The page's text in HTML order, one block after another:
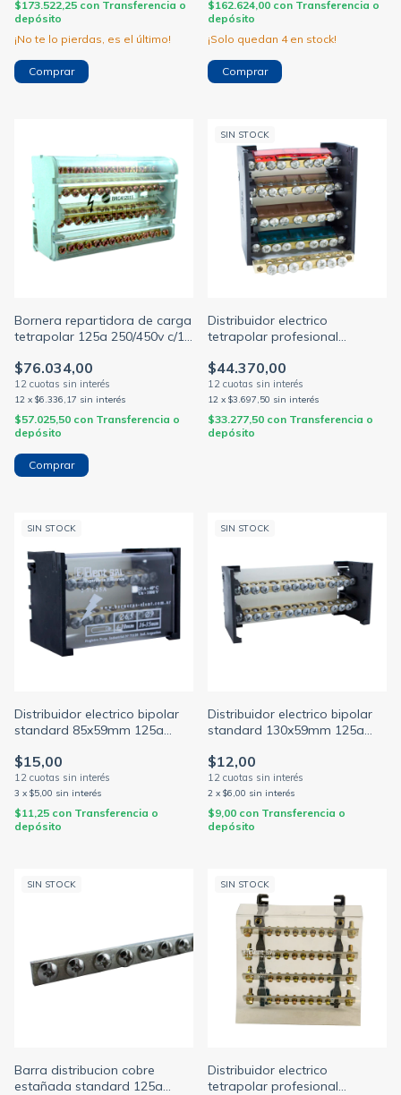
$173.522,25 con Transferencia o
depósito
¡No te lo pierdas, es el último!
$162.624,00 con Transferencia o
depósito
¡Solo quedan 4en stock!
Bornera repartidora de carga
tetrapolar 125a 250/450v c/15
$76.034,00
12 x $6.336,17 sin interés
$57.025,50 con Transferencia o
depósito
SIN STOCK
Distribuidor electrico
tetrapolar profesional
barras c/torn. 3/16 (ELENT)
$44.370,00
12 x $3.697,50 sin interés
$33.277,50 con Transferencia o
depósito
SIN STOCK
Distribuidor electrico bipolar
standard 85x59mm 125a
(ELENT)
$15,00
3 x $5,00 sin interés
$11,25 con Transferencia o
depósito
SIN STOCK
Distribuidor electrico bipolar
standard 130x59mm 125a
(ELENT)
$12,00
2 x $6,00 sin interés
$9,00 con Transferencia o
depósito
SIN STOCK
Barra distribucion cobre
estañada standard 125a
SIN STOCK
Distribuidor electrico
tetrapolar profesional